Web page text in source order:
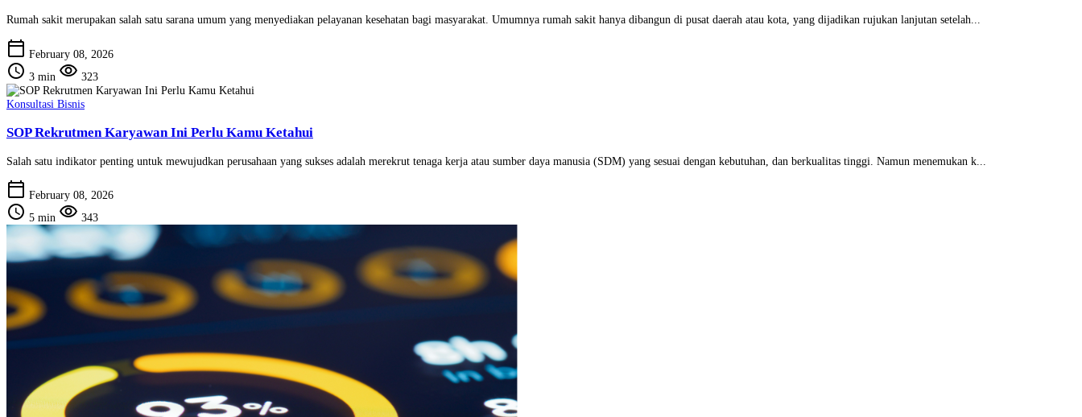
Rumah sakit merupakan salah satu sarana umum yang menyediakan pelayanan kesehatan bagi masyarakat. Umumnya rumah sakit hanya dibangun di pusat daerah atau kota, yang dijadikan rujukan lanjutan setelah...
calendar_today February 08, 2026
schedule 3 min visibility 323
Konsultasi Bisnis
SOP Rekrutmen Karyawan Ini Perlu Kamu Ketahui
Salah satu indikator penting untuk mewujudkan perusahaan yang sukses adalah merekrut tenaga kerja atau sumber daya manusia (SDM) yang sesuai dengan kebutuhan, dan berkualitas tinggi. Namun menemukan k...
calendar_today February 08, 2026
schedule 5 min visibility 343